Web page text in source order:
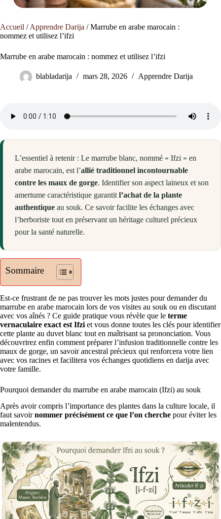
Accueil /Apprendre Darija /Marrube en arabe marocain :
nommez et utilisez l’ifzi
Marrube en arabe marocain : nommez et utilisez l’ifzi
blabladarija mars 28, 2026 Apprendre Darija
L’essentiel à retenir : Le marrube blanc, nommé « Ifzi » en
arabe marocain, est l’allié traditionnel incontournable
contre les maux de gorge. Identifier son aspect laineux et son
amertume caractéristique garantit l’achat de la plante
authentique au souk. Ce savoir facilite les échanges avec
l’herboriste tout en préservant un héritage culturel précieux
pour la santé naturelle.
Sommaire
Est-ce frustrant de ne pas trouver les mots justes pour demander du
marrube en arabe marocain lors de vos visites au souk ou en discutant
avec vos aînés ? Ce guide pratique vous révèle que le terme
vernaculaire exact est Ifzi et vous donne toutes les clés pour identifier
cette plante au duvet blanc tout en maîtrisant sa prononciation. Vous
découvrirez enfin comment préparer l’infusion traditionnelle contre les
maux de gorge, un savoir ancestral précieux qui renforcera votre lien
avec vos racines et facilitera vos échanges quotidiens en darija avec
votre famille.
Pourquoi demander du marrube en arabe marocain (Ifzi) au souk
Après avoir compris l’importance des plantes dans la culture locale, il
faut savoirnommer précisément ce que l’on cherche pour éviter les
malentendus.